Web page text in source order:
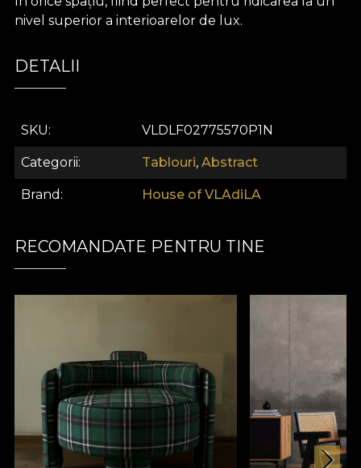
nivel superior a interioarelor de lux.
DETALII
SKU VLDLF02775570P1N
Categorii Tablouri, Abstract
Brand House of VLAdiLA
RECOMANDATE PENTRU TINE